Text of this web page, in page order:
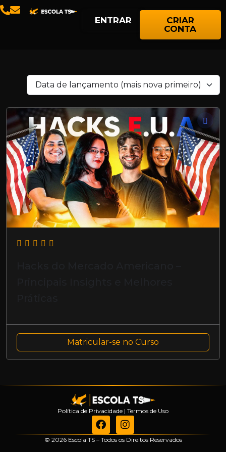
ENTRAR
CRIAR
CONTA
Data de lançamento (mais nova primeiro)
Matricular-se no Curso
Política de Privacidade | Termos de Uso
© 2026 Escola TS – Todos os Direitos Reservados